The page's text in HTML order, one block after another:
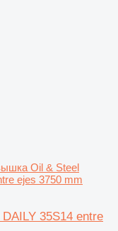
Oil & Steel
ejes 3750 mm
35S14 entre